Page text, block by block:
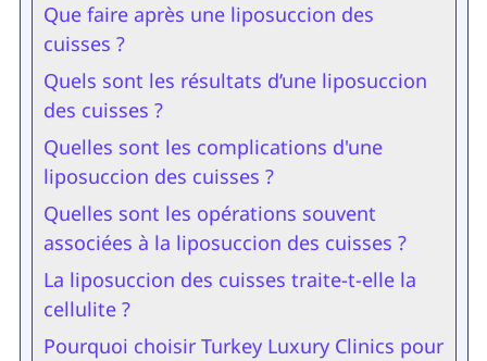
Que faire après une liposuccion des
cuisses ?
Quels sont les résultats d’une liposuccion
des cuisses ?
Quelles sont les complications d'une
liposuccion des cuisses ?
Quelles sont les opérations souvent
associées à la liposuccion des cuisses ?
La liposuccion des cuisses traite-t-elle la
cellulite ?
Pourquoi choisir Turkey Luxury Clinics pour